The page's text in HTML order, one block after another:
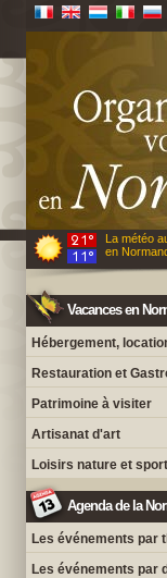
La météo
en
Vacances en
Hébergement,
Restauration et
Patrimoine à visiter
Artisanat d'art
Loisirs nature et
Agenda de la
Les événements par
Les événements par